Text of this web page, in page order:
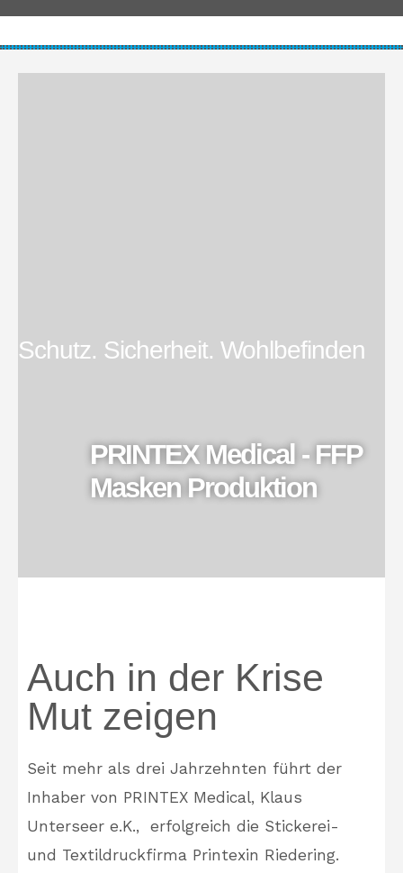
Schutz. Sicherheit. Wohlbefinden
PRINTEX Medical - FFP
Masken Produktion
Auch in der Krise
Mut zeigen
Seit mehr als drei Jahrzehnten führt der
Inhaber von PRINTEX Medical, Klaus
Unterseer e.K., erfolgreich die Stickerei-
und Textildruckfirma Printexin Riedering.